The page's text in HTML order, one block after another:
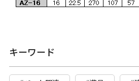
キーワード